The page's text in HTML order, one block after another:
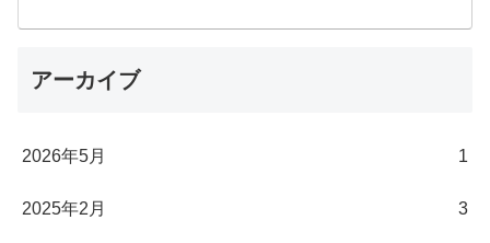
アーカイブ
2026年5月 1
2025年2月 3